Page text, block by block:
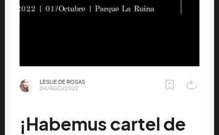
LESLIE DE ROSAS
04/AGO/2022
¡Habemus cartel de